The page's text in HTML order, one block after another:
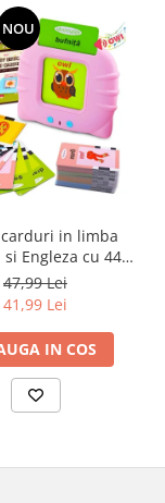
NOU
in limba
si Engleza cu 448
224 imagini,
vocabular, roz
47,99 Lei
41,99 Lei
IN COS